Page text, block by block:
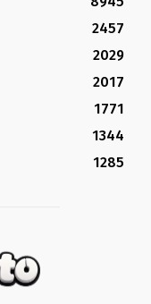
2457
2029
2017
1771
1344
1285